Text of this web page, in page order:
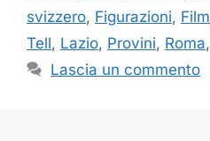
svizzero, Figurazioni, Film
Tell, Lazio, Provini, Roma,
Lascia un commento